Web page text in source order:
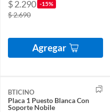
$ 2.290 -15%
$ 2.690
Agregar
BTICINO
Placa 1 Puesto Blanca Con
Soporte Nobile